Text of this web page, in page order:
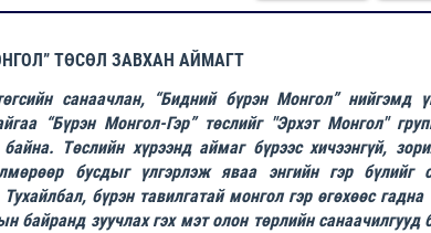
ТӨСӨЛ ЗАВХАН АЙМАГТ
санаачлан, “Бидний бүрэн Монгол” нийгэмд
“Бүрэн Монгол-Гэр” төслийг "Эрхэт Монгол"
Төслийн хүрээнд аймаг бүрээс хичээнгүй,
бусдыг үлгэрлэж яваа энгийн гэр бүлийг
бүрэн тавилгатай монгол гэр өгөхөөс гадна
байранд зуучлах гэх мэт олон төрлийн санаачилгууд